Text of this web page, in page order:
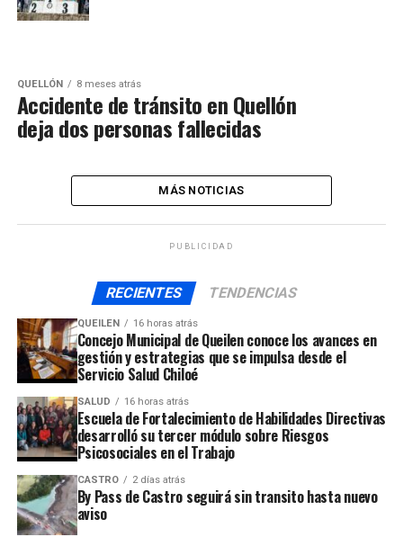
QUELLÓN 8 meses atrás
Accidente de tránsito en Quellón
deja dos personas fallecidas
MÁS NOTICIAS
PUBLICIDAD
RECIENTES TENDENCIAS
QUEILEN 16 horas atrás
Concejo Municipal de Queilen conoce los avances en
gestión y estrategias que se impulsa desde el
Servicio Salud Chiloé
SALUD 16 horas atrás
Escuela de Fortalecimiento de Habilidades Directivas
desarrolló su tercer módulo sobre Riesgos
Psicosociales en el Trabajo
CASTRO 2 días atrás
By Pass de Castro seguirá sin transito hasta nuevo
aviso